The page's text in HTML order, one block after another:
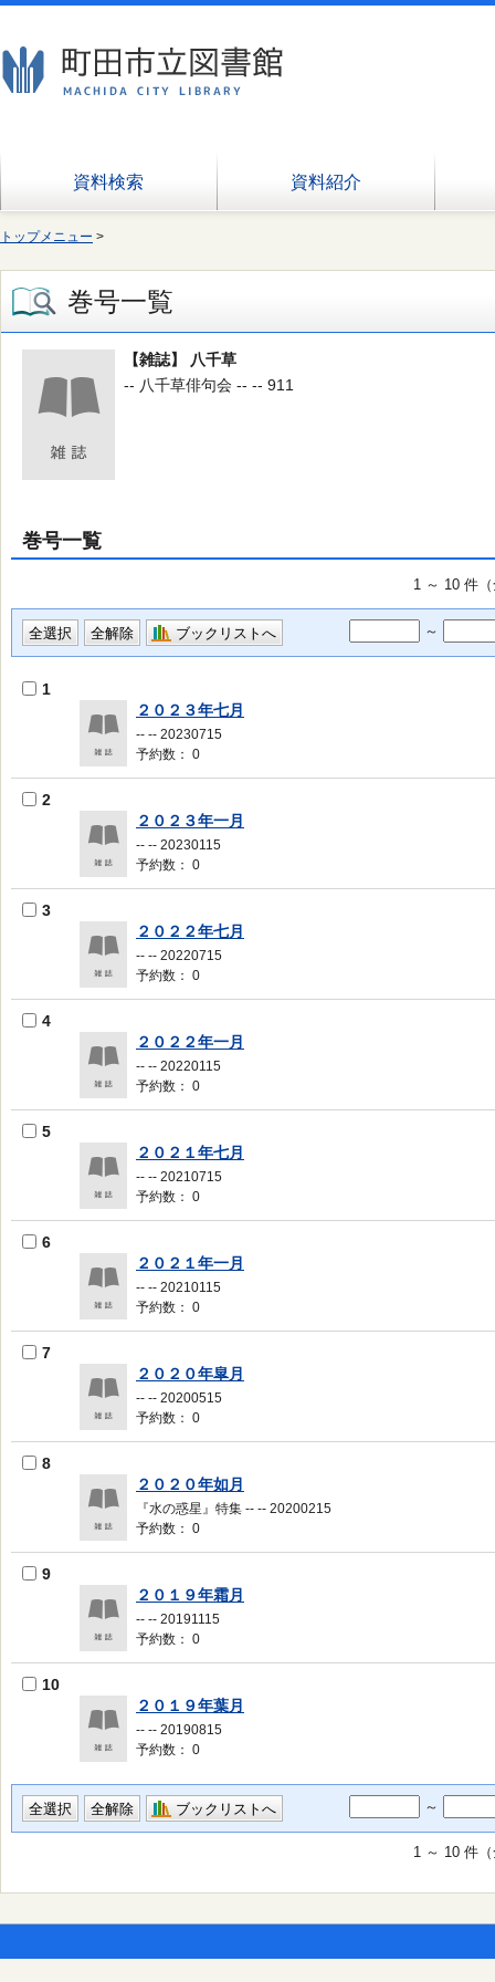
資料検索 資料紹介
トップメニュー >
巻号一覧
【雑誌】 八千草
-- 八千草俳句会 -- -- 911
巻号一覧
1 ～ 10 件
ブックリストへ ～
1
２０２３年七月
-- -- 20230715
予約数： 0
2
２０２３年一月
-- -- 20230115
予約数： 0
3
２０２２年七月
-- -- 20220715
予約数： 0
4
２０２２年一月
-- -- 20220115
予約数： 0
5
２０２１年七月
-- -- 20210715
予約数： 0
6
２０２１年一月
-- -- 20210115
予約数： 0
7
２０２０年皐月
-- -- 20200515
予約数： 0
8
２０２０年如月
『水の惑星』特集 -- -- 20200215
予約数： 0
9
２０１９年霜月
-- -- 20191115
予約数： 0
10
２０１９年葉月
-- -- 20190815
予約数： 0
ブックリストへ ～
1 ～ 10 件